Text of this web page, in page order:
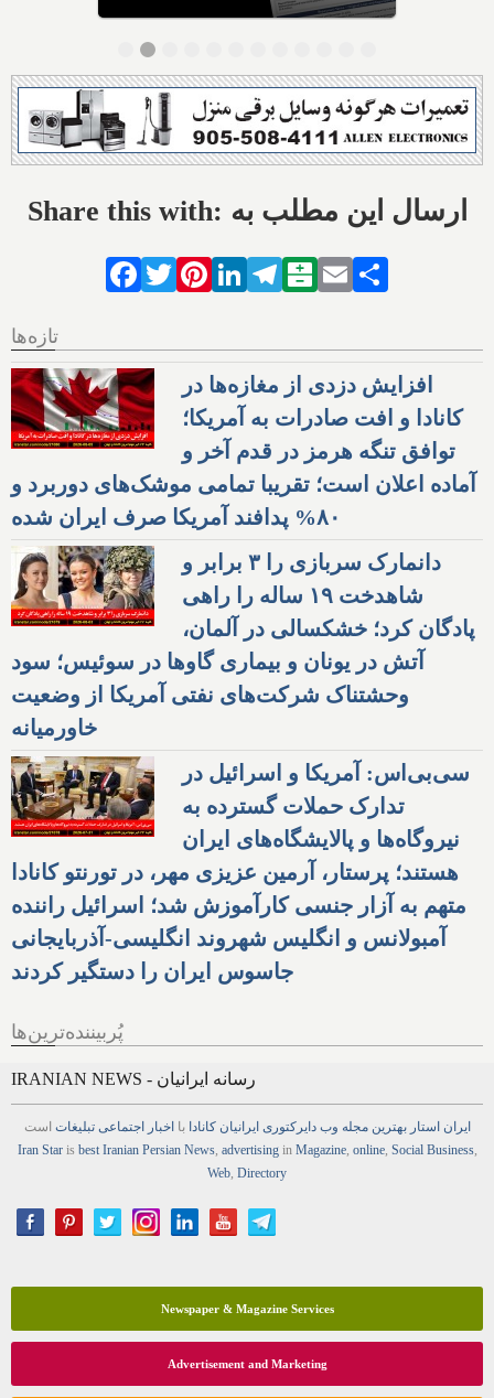
Share this with: ارسال این مطلب به
Facebook
TwitterPinterestLinkedIn
Telegram
Balatarin
Email
تازه‌ها
افزایش دزدی از مغازه‌ها در
کانادا و افت صادرات به آمریکا؛
توافق تنگه هرمز در قدم آخر و
آماده اعلان است؛ تقریبا تمامی موشک‌های دوربرد و
۸۰% پدافند آمریکا صرف ایران شده
دانمارک سربازی را ۳ برابر و
شاهدخت ۱۹ ساله را راهی
پادگان کرد؛ خشکسالی در آلمان،
آتش در یونان و بیماری گاوها در سوئیس؛ سود
وحشتناک شرکت‌های نفتی آمریکا از وضعیت
خاورمیانه
سی‌بی‌اس: آمریکا و اسرائیل در
تدارک حملات گسترده به
نیروگاه‌ها و پالایشگاه‌های ایران
هستند؛ پرستار، آرمین عزیزی مهر، در تورنتو کانادا
متهم به آزار جنسی کارآموزش شد؛ اسرائیل راننده
آمبولانس و انگلیس شهروند انگلیسی-آذربایجانی
جاسوس ایران را دستگیر کردند
پُربیننده‌ترین‌ها
IRANIAN NEWS - رسانه ایرانیان
ایران استار بهترین مجله وب دایرکتوری ایرانیان کانادا بااخبار اجتماعی تبلیغات است
Iran Staris best Iranian Persian News, advertisingin Magazine, online, Social Business,
Web Directory
Newspaper & Magazine Services
Advertisement and Marketing